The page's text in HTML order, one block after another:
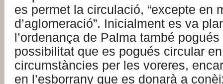
es permet la circulació, “excepte en
d’aglomeració”. Inicialment es va
l’ordenança de Palma també
possibilitat que es pogués circular
circumstàncies per les voreres,
en l’esborrany que es donarà a